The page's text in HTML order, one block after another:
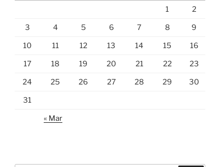
1 2
3 4 5 6 7 8 9
10 11 12 13 14 15 16
17 18 19 20 21 22 23
24 25 26 27 28 29 30
31
« Mar